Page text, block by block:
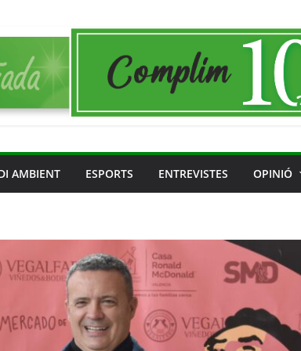
AMBIENT ESPORTS ENTREVISTES OPINIÓ